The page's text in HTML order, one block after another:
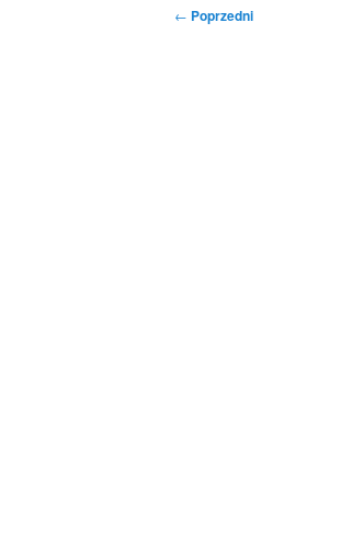
Nawigacja
← Poprzedni